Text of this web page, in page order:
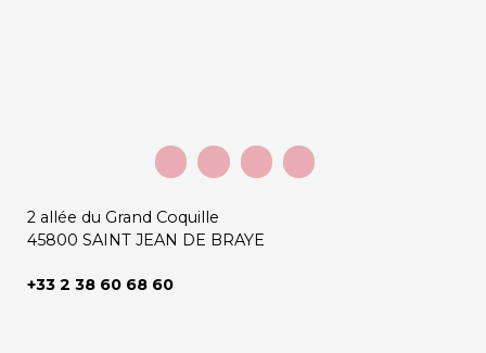
2 allée du Grand Coquille
45800 SAINT JEAN DE BRAYE
+33 2 38 60 68 60